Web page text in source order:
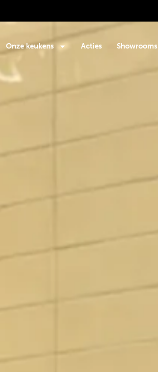
Onze keukens Acties Showrooms